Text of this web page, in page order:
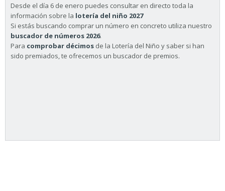
Desde el día 6 de enero puedes consultar en directo toda la
información sobre la lotería del niño 2027
Si estás buscando comprar un número en concreto utiliza nuestro
buscador de números 2026.
Para comprobar décimos de la Lotería del Niño y saber si han
sido premiados, te ofrecemos un buscador de premios.